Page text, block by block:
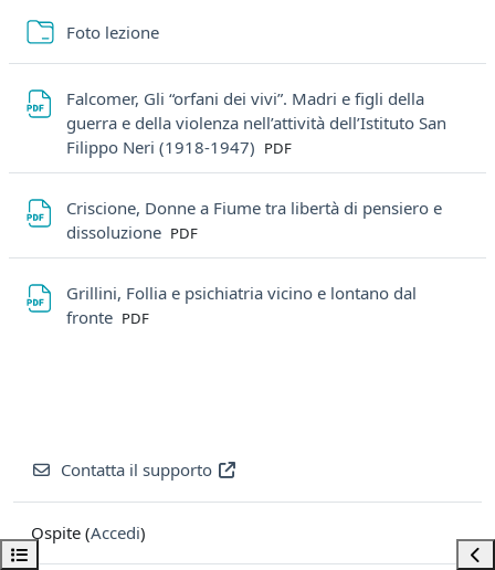
Apri indice del corso
Foto lezioneCartella
Falcomer, Gli “orfani dei vivi”. Madri e figli della
guerra e della violenza nell’attività dell’Istituto San
Filippo Neri (1918-1947) File
PDF
Criscione, Donne a Fiume tra libertà di pensiero e
dissoluzione File
PDF
Grillini, Follia e psichiatria vicino e lontano dal
fronte File
PDF
Contatta il supporto
Ospite (Accedi)